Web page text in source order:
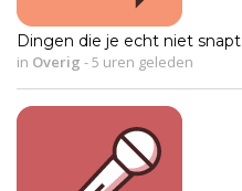
Dingen die je echt niet snapt
in Overig -5 uren geleden